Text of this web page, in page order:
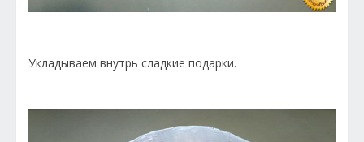
Укладываем внутрь сладкие подарки.